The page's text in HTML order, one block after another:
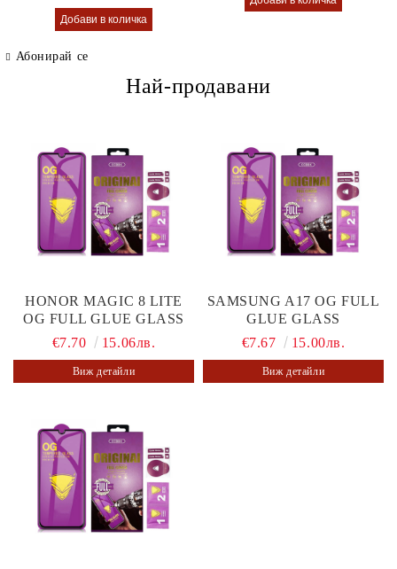
Абонирай се
Най-продавани
HONOR MAGIC 8 LITE
OG FULL GLUE GLASS
€7.70
15.06лв.
Виж детайли
SAMSUNG A17 OG FULL
GLUE GLASS
€7.67
15.00лв.
Виж детайли